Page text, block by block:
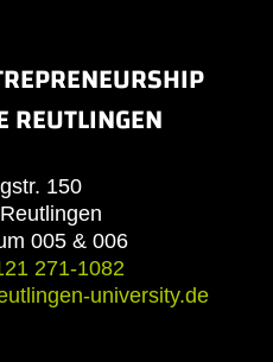
REUTLINGEN
150
005 & 006
271-1082
university.de